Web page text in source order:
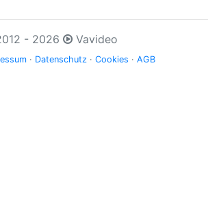
- 2026 Vavideo
· Datenschutz · Cookies · AGB